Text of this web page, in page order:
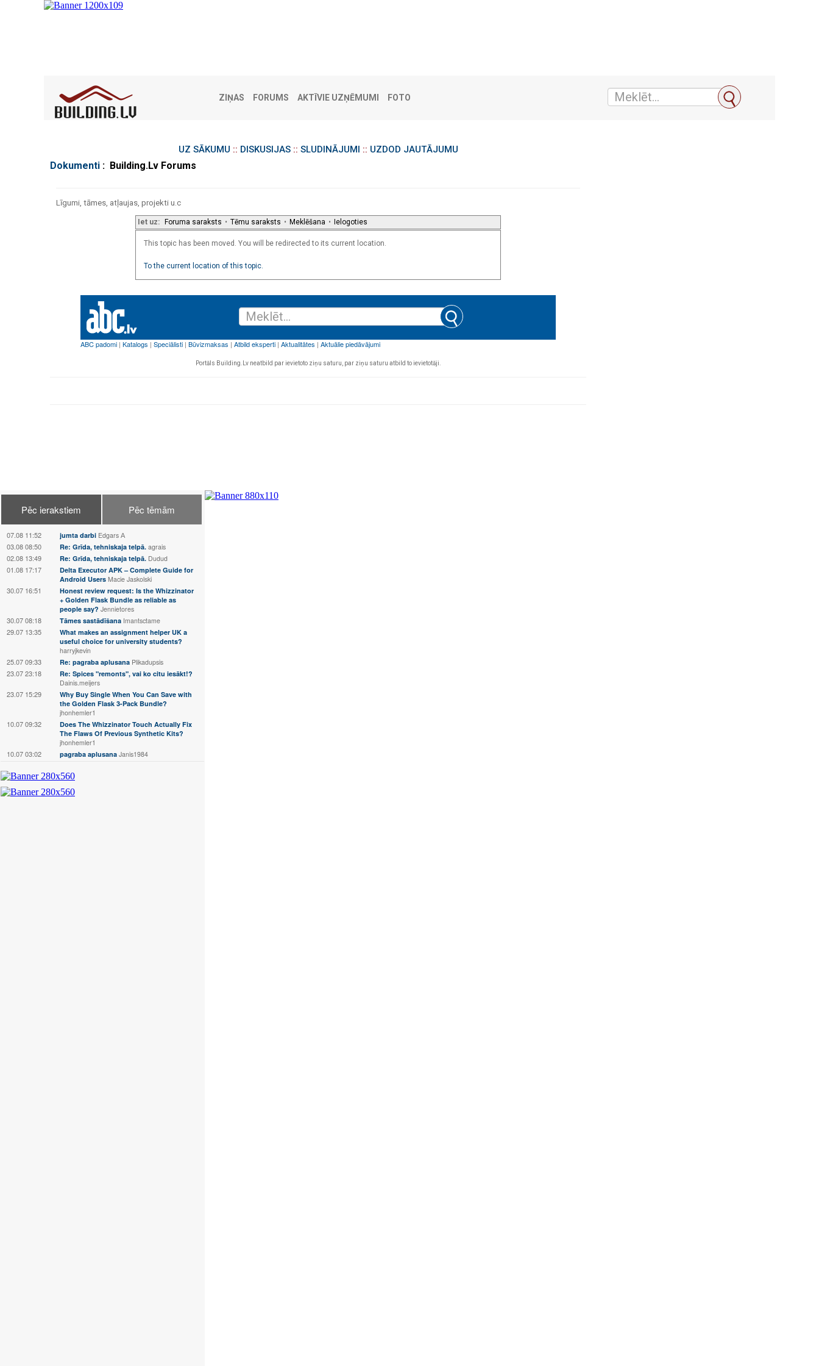
ZIŅAS FORUMS AKTĪVIE UZŅĒMUMI FOTO
UZ SĀKUMU :: DISKUSIJAS:: SLUDINĀJUMI :: UZDOD JAUTĀJUMU
Dokumenti : Building.Lv Forums
Līgumi, tāmes, atļaujas, projekti u.c
Iet uz: Foruma saraksts • Tēmu saraksts • Meklēšana • Ielogoties
This topic has been moved. You will be redirected to its current location.
To the current location of this topic.
Portāls Building.Lv neatbild par ievietoto ziņu saturu, par ziņu saturu atbild to ievietotāji.
Pēc ierakstiem Pēc tēmām
07.08 11:52 jumta darbi Edgars А
03.08 08:50 Re: Grīda, tehniskaja telpā. agrais
02.08 13:49 Re: Grīda, tehniskaja telpā. Dudud
01.08 17:17
Delta Executor APK – Complete Guide for
Android Users Macie Jaskolski
30.07 16:51
Honest review request: Is the Whizzinator
+ Golden Flask Bundle as reliable as
people say? Jennietores
30.07 08:18 Tāmes sastādīšana Imantsctame
29.07 13:35
What makes an assignment helper UK a
useful choice for university students?
harryjkevin
25.07 09:33 Re: pagraba aplusana Plikadupsis
23.07 23:18
Re: Spices "remonts", vai ko citu iesākt!?
Dainis.meijers
23.07 15:29
Why Buy Single When You Can Save with
the Golden Flask 3-Pack Bundle?
jhonhemler1
10.07 09:32
Does The Whizzinator Touch Actually Fix
The Flaws Of Previous Synthetic Kits?
jhonhemler1
10.07 03:02 pagraba aplusana Janis1984